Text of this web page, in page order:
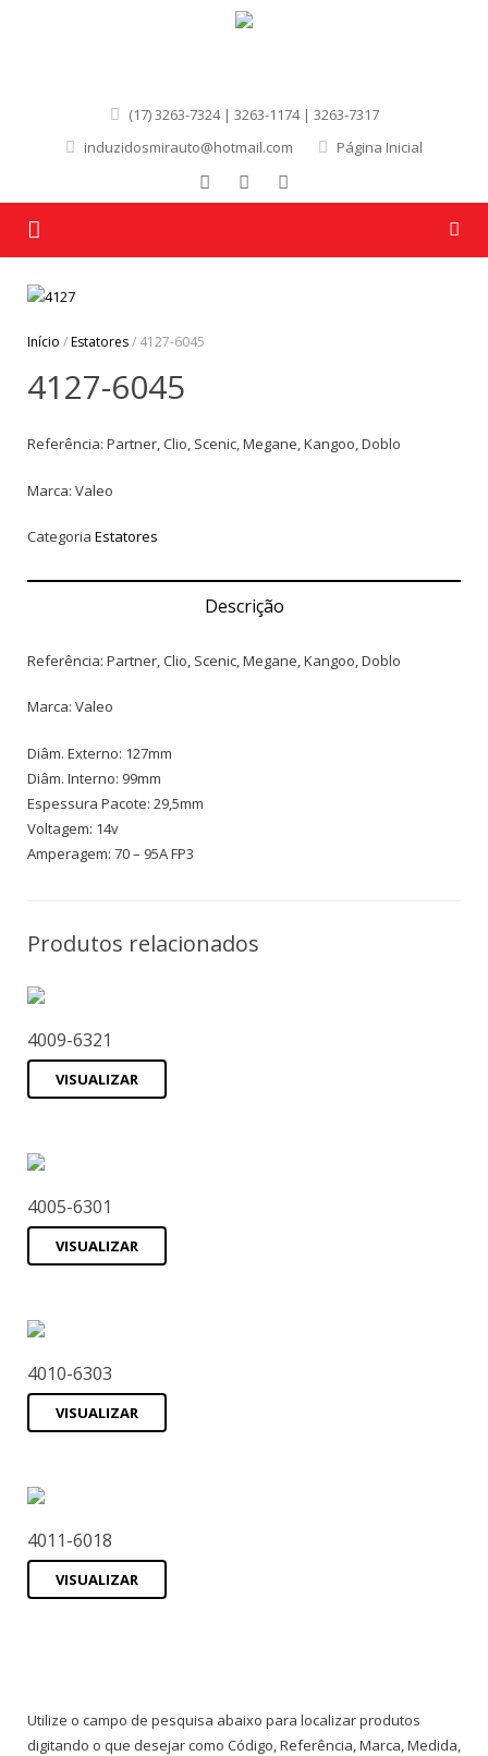
(17) 3263-7324 | 3263-1174 | 3263-7317
induzidosmirauto@hotmail.com
Página Inicial
Quem Somos
Produtos
Marcas
Contato
Início /Estatores/ 4127-6045
4127-6045
Referência: Partner, Clio, Scenic, Megane, Kangoo, Doblo
Marca: Valeo
Categoria Estatores
Descrição
Referência: Partner, Clio, Scenic, Megane, Kangoo, Doblo
Marca: Valeo
Diâm. Externo: 127mm
Diâm. Interno: 99mm
Espessura Pacote: 29,5mm
Voltagem: 14v
Amperagem: 70 – 95A FP3
Produtos relacionados
4009-6321
VISUALIZAR
4005-6301
VISUALIZAR
4010-6303
VISUALIZAR
4011-6018
VISUALIZAR
Utilize o campo de pesquisa abaixo para localizar produtos
digitando o que desejar como Código, Referência, Marca, Medida,